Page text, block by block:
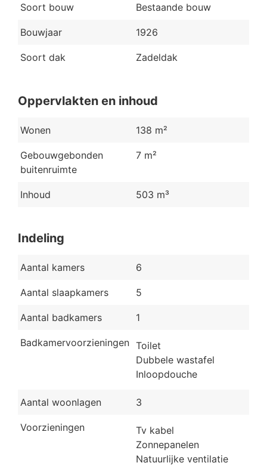
Soort bouw Bestaande bouw
Bouwjaar 1926
Soort dak Zadeldak
Oppervlakten en inhoud
Wonen 138 m²
Gebouwgebonden
buitenruimte
7 m²
Inhoud 503 m³
Indeling
Aantal kamers 6
Aantal slaapkamers 5
Aantal badkamers 1
Badkamervoorzieningen Toilet
Dubbele wastafel
Inloopdouche
Aantal woonlagen 3
Voorzieningen
Tv kabel
Zonnepanelen
Natuurlijke ventilatie